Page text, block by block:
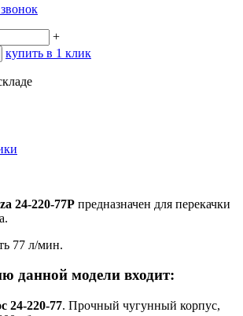
+
купить в 1 клик
24-220-77Р предназначен для перекачки
77 л/мин.
данной модели входит:
24-220-77. Прочный чугунный корпус,